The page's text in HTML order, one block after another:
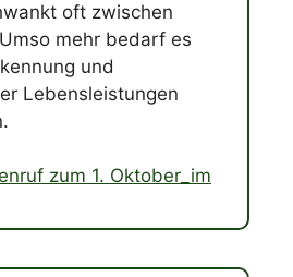
oft zwischen
mehr bedarf es
und
Lebensleistungen
zum 1. Oktober_im